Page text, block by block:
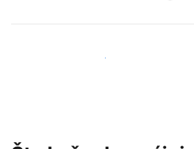
Privucite nove goste već danas